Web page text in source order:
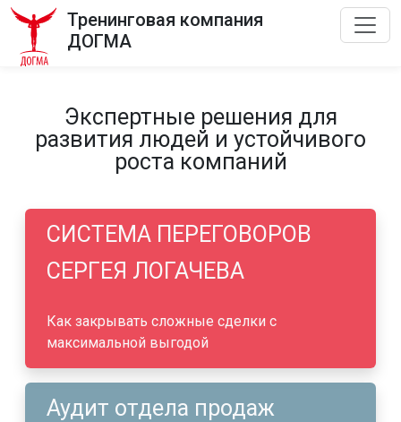
Тренинговая компания
ДОГМА
Экспертные решения для
развития людей и устойчивого
роста компаний
СИСТЕМА ПЕРЕГОВОРОВ
СЕРГЕЯ ЛОГАЧЕВА
Как закрывать сложные сделки с
максимальной выгодой
Аудит отдела продаж